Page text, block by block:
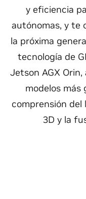
y eficiencia
autónomas, y te
la próxima
tecnología de
Jetson AGX
modelos más
comprensión del
3D y la